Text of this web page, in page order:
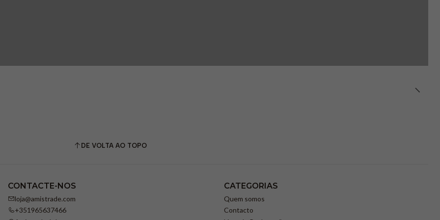
DE VOLTA AO TOPO
CONTACTE-NOS
loja@amistrade.com
+351965637466
CATEGORIAS
Quem somos
Contacto